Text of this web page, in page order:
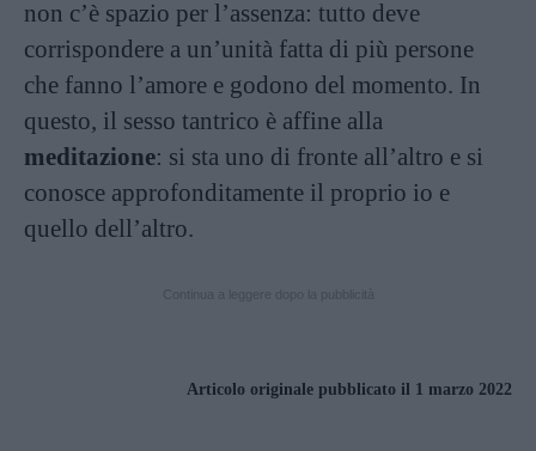
non c’è spazio per l’assenza: tutto deve
corrispondere a un’unità fatta di più persone
che fanno l’amore e godono del momento. In
questo, il sesso tantrico è affine alla
meditazione: si sta uno di fronte all’altro e si
conosce approfonditamente il proprio io e
quello dell’altro.
Articolo originale pubblicato il 1 marzo 2022